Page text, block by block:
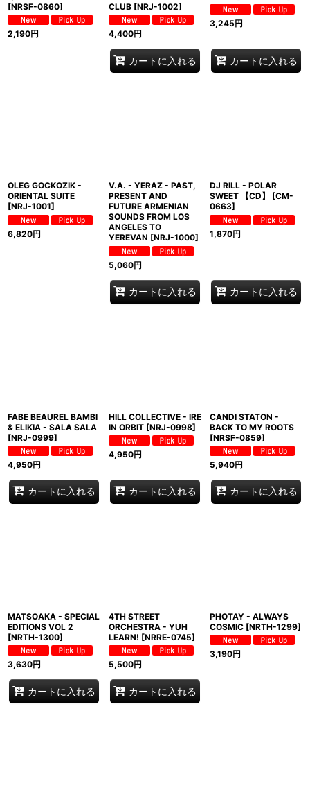
[NRSF-0860]
2,190円
CLUB [NRJ-1002]
4,400円
カートに入れる
3,245円
カートに入れる
OLEG GOCKOZIK -
ORIENTAL SUITE
[NRJ-1001]
6,820円
V.A. - YERAZ - PAST,
PRESENT AND
FUTURE ARMENIAN
SOUNDS FROM LOS
ANGELES TO
YEREVAN [NRJ-1000]
5,060円
カートに入れる
DJ RILL - POLAR
SWEET 【CD】
[CM-
0663]
1,870円
カートに入れる
FABE BEAUREL BAMBI
& ELIKIA - SALA SALA
[NRJ-0999]
4,950円
カートに入れる
HILL COLLECTIVE - IRE
IN ORBIT [NRJ-0998]
4,950円
カートに入れる
CANDI STATON -
BACK TO MY ROOTS
[NRSF-0859]
5,940円
カートに入れる
MATSOAKA - SPECIAL
EDITIONS VOL 2
[NRTH-1300]
3,630円
カートに入れる
4TH STREET
ORCHESTRA - YUH
LEARN! [NRRE-0745]
5,500円
カートに入れる
PHOTAY - ALWAYS
COSMIC [NRTH-1299]
3,190円